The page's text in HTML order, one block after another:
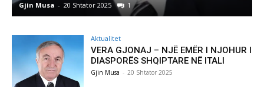
2025 1
Aktualitet
VERA GJONAJ – NJË EMËR I NJOHUR I
DIASPORËS SHQIPTARE NË ITALI
Gjin Musa - 20 Shtator 2025